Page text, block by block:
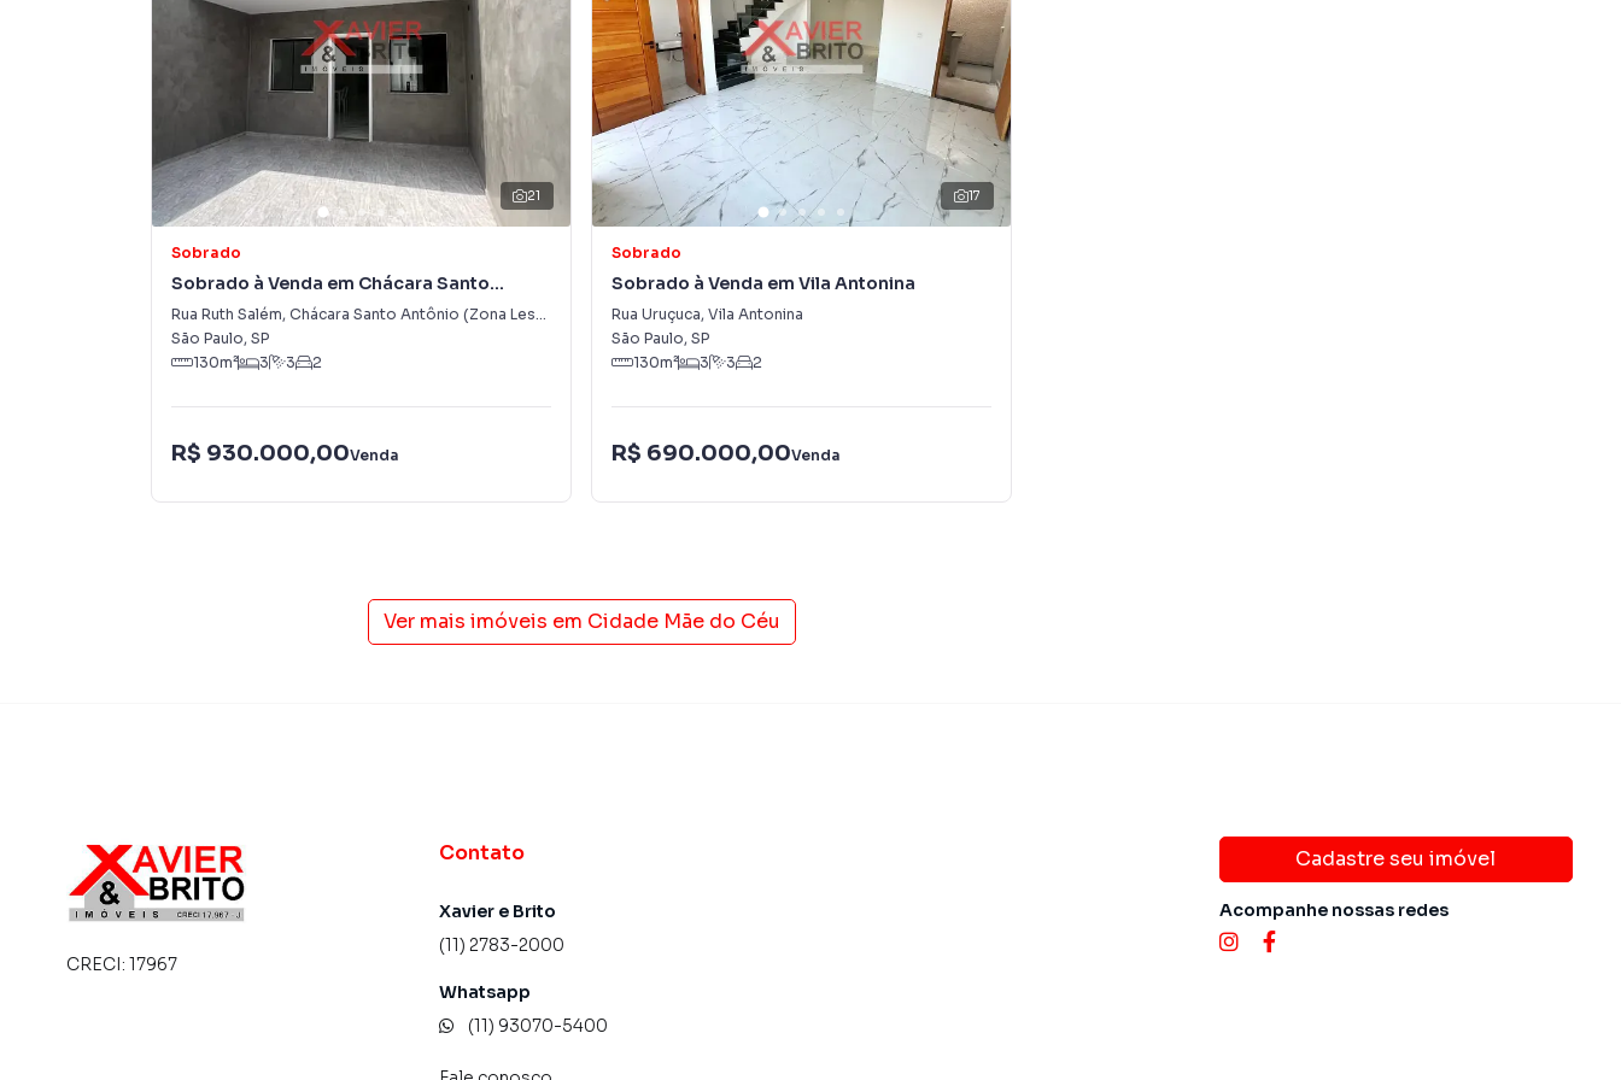
21
Sobrado
Sobrado à Venda em Chácara Santo
Antônio (Zona Leste)
Rua Ruth Salém, Chácara Santo Antônio (Zona Leste)
São Paulo, SP
130m² 3 3 2
R$ 930.000,00Venda
17
Sobrado
Sobrado à Venda em Vila Antonina
Rua Uruçuca, Vila Antonina
São Paulo, SP
130m² 3 3 2
R$ 690.000,00Venda
Ver mais imóveis em Cidade Mãe do Céu
CRECI: 17967
Contato
Xavier e Brito
(11) 2783-2000
Whatsapp
(11) 93070-5400
Cadastre seu imóvel
Acompanhe nossas redes